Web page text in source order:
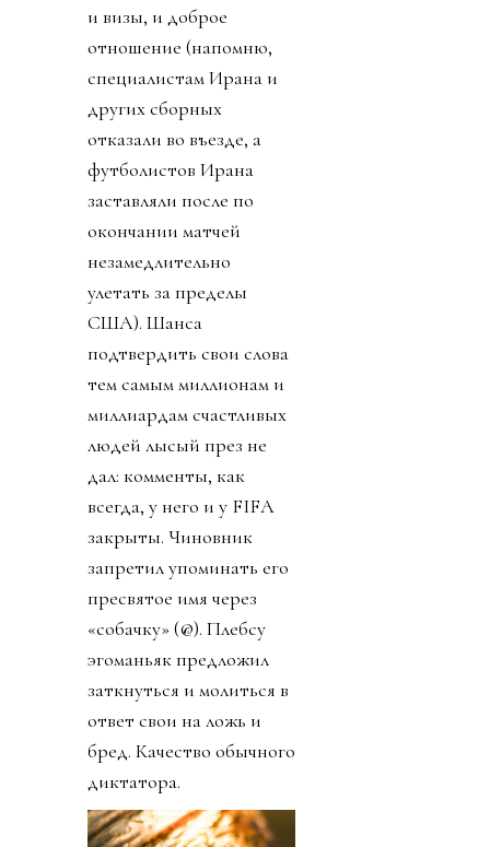
и визы, и доброе
отношение (напомню,
специалистам Ирана и
других сборных
отказали во въезде, а
футболистов Ирана
заставляли после по
окончании матчей
незамедлительно
улетать за пределы
США). Шанса
подтвердить свои слова
тем самым миллионам и
миллиардам счастливых
людей лысый през не
дал: комменты, как
всегда, у него и у FIFA
закрыты. Чиновник
запретил упоминать его
пресвятое имя через
«собачку» (@). Плебсу
эгоманьяк предложил
заткнуться и молиться в
ответ свои на ложь и
бред. Качество обычного
диктатора.